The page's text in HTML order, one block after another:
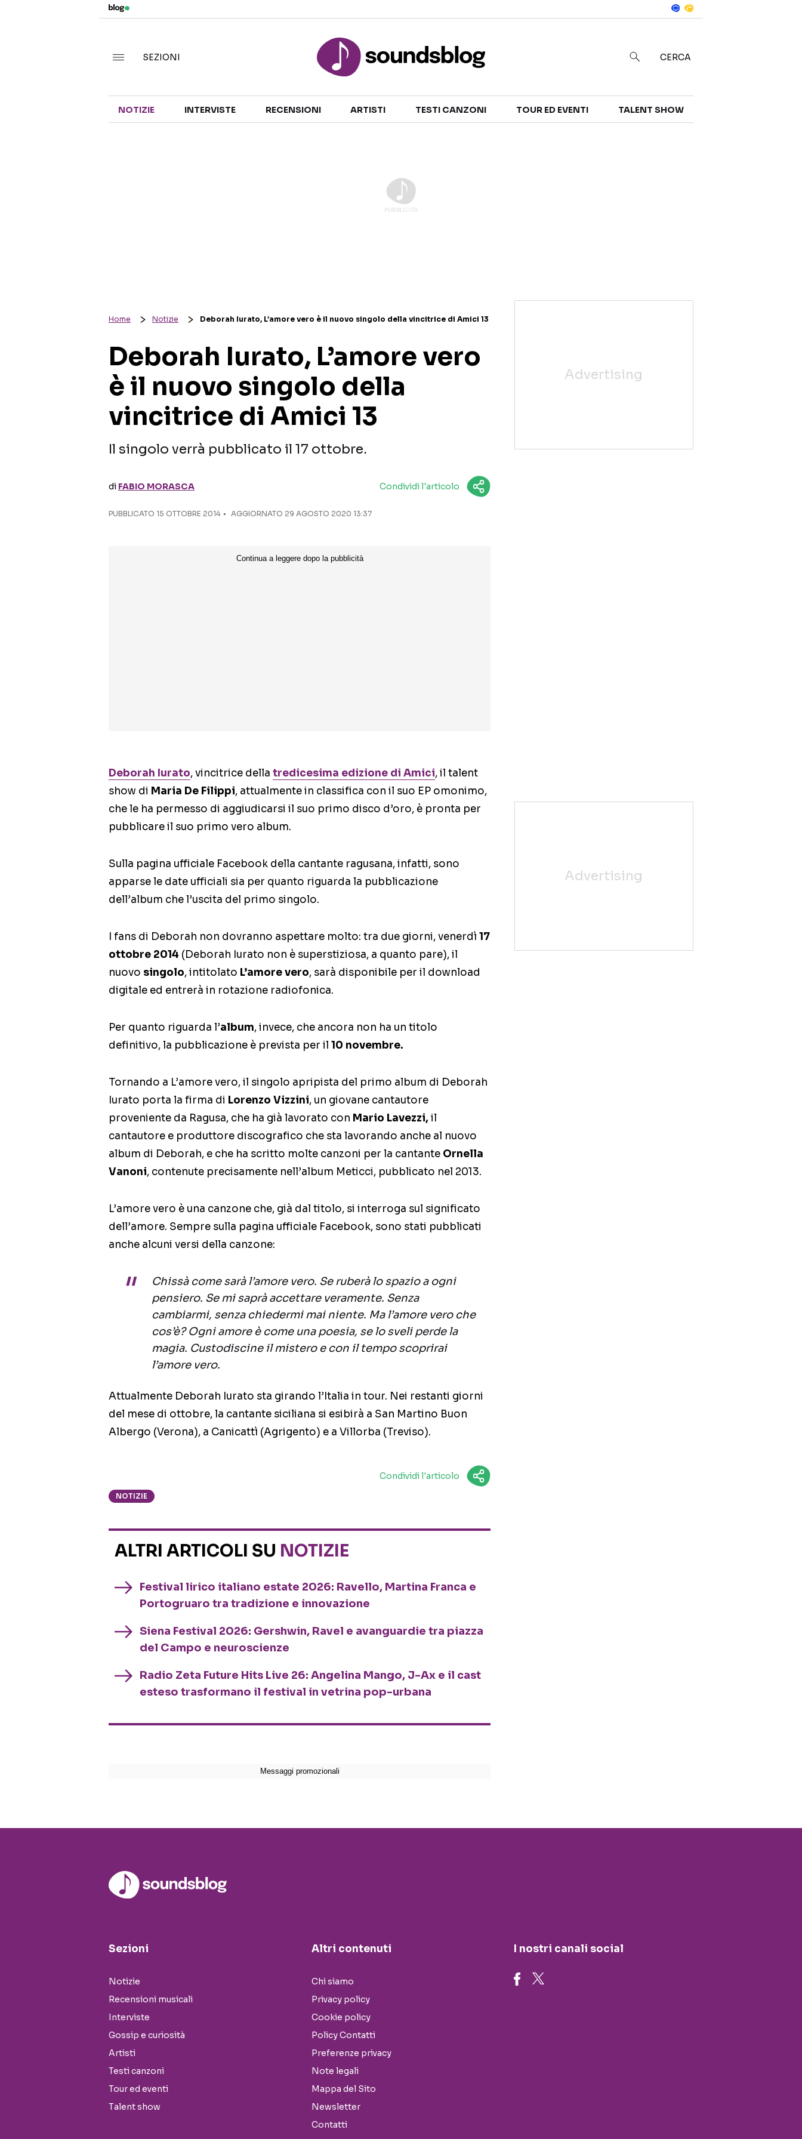
TALENT SHOW
SEZIONI CERCA
NOTIZIE INTERVISTE RECENSIONI ARTISTI TESTI CANZONI TOUR ED EVENTI TALENT SHOW
Home Notizie Deborah Iurato, L’amore vero è il nuovo singolo della vincitrice di Amici 13
Deborah Iurato, L’amore vero
è il nuovo singolo della
vincitrice di Amici 13
Il singolo verrà pubblicato il 17 ottobre.
di FABIO MORASCA Condividi l'articolo
PUBBLICATO 15 OTTOBRE 2014 AGGIORNATO 29 AGOSTO 2020 13:37
Deborah Iurato, vincitrice della tredicesima edizione di Amici, il talent
show di Maria De Filippi, attualmente in classifica con il suo EP omonimo,
che le ha permesso di aggiudicarsi il suo primo disco d’oro, è pronta per
pubblicare il suo primo vero album.
Sulla pagina ufficiale Facebook della cantante ragusana, infatti, sono
apparse le date ufficiali sia per quanto riguarda la pubblicazione
dell’album che l’uscita del primo singolo.
I fans di Deborah non dovranno aspettare molto: tra due giorni, venerdì 17
ottobre 2014 (Deborah Iurato non è superstiziosa, a quanto pare), il
nuovo singolo, intitolato L’amore vero, sarà disponibile per il download
digitale ed entrerà in rotazione radiofonica.
Per quanto riguarda l’album, invece, che ancora non ha un titolo
definitivo, la pubblicazione è prevista per il 10 novembre.
Tornando a L’amore vero, il singolo apripista del primo album di Deborah
Iurato porta la firma di Lorenzo Vizzini, un giovane cantautore
proveniente da Ragusa, che ha già lavorato con Mario Lavezzi, il
cantautore e produttore discografico che sta lavorando anche al nuovo
album di Deborah, e che ha scritto molte canzoni per la cantante Ornella
Vanoni, contenute precisamente nell’album Meticci, pubblicato nel 2013.
L’amore vero è una canzone che, già dal titolo, si interroga sul significato
dell’amore. Sempre sulla pagina ufficiale Facebook, sono stati pubblicati
anche alcuni versi della canzone:
Chissà come sarà l’amore vero. Se ruberà lo spazio a ogni
pensiero. Se mi saprà accettare veramente. Senza
cambiarmi, senza chiedermi mai niente. Ma l’amore vero che
cos’è? Ogni amore è come una poesia, se lo sveli perde la
magia. Custodiscine il mistero e con il tempo scoprirai
l’amore vero.
Attualmente Deborah Iurato sta girando l’Italia in tour. Nei restanti giorni
del mese di ottobre, la cantante siciliana si esibirà a San Martino Buon
Albergo (Verona), a Canicattì (Agrigento) e a Villorba (Treviso).
Condividi l'articolo
NOTIZIE
ALTRI ARTICOLI SU NOTIZIE
Festival lirico italiano estate 2026: Ravello, Martina Franca e
Portogruaro tra tradizione e innovazione
Siena Festival 2026: Gershwin, Ravel e avanguardie tra piazza
del Campo e neuroscienze
Radio Zeta Future Hits Live 26: Angelina Mango, J-Ax e il cast
esteso trasformano il festival in vetrina pop-urbana
Sezioni
Notizie
Recensioni musicali
Interviste
Gossip e curiosità
Artisti
Testi canzoni
Tour ed eventi
Talent show
Altri contenuti
Chi siamo
Privacy policy
Cookie policy
Policy Contatti
Preferenze privacy
Note legali
Mappa del Sito
Newsletter
Contatti
I nostri canali social